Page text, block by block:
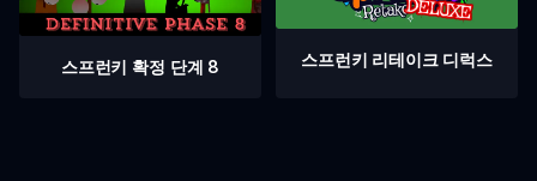
스프런키 확정 단계 8 스프런키 리테이크 디럭스